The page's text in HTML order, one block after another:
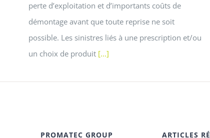
perte d’exploitation et d’importants coûts de
démontage avant que toute reprise ne soit
possible. Les sinistres liés à une prescription et/ou
un choix de produit [...]
PROMATEC GROUP ARTICLES